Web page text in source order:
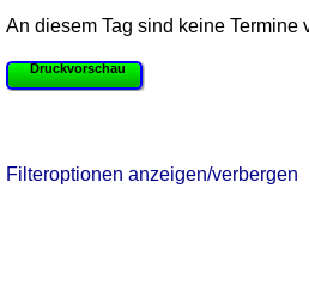
An diesem Tag sind keine Termine
Druckvorschau
Filteroptionen anzeigen/verbergen